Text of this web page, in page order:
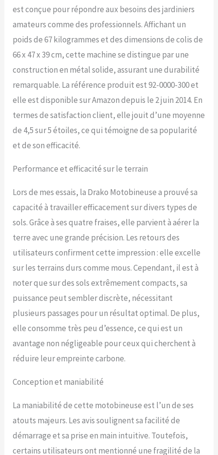
est conçue pour répondre aux besoins des jardiniers
amateurs comme des professionnels. Affichant un
poids de 67 kilogrammes et des dimensions de colis de
66 x 47 x 39 cm, cette machine se distingue par une
construction en métal solide, assurant une durabilité
remarquable. La référence produit est 92-0000-300 et
elle est disponible sur Amazon depuis le 2 juin 2014. En
termes de satisfaction client, elle jouit d’une moyenne
de 4,5 sur 5 étoiles, ce qui témoigne de sa popularité
et de son efficacité.
Performance et efficacité sur le terrain
Lors de mes essais, la Drako Motobineuse a prouvé sa
capacité à travailler efficacement sur divers types de
sols. Grâce à ses quatre fraises, elle parvient à aérer la
terre avec une grande précision. Les retours des
utilisateurs confirment cette impression : elle excelle
sur les terrains durs comme mous. Cependant, il est à
noter que sur des sols extrêmement compacts, sa
puissance peut sembler discrète, nécessitant
plusieurs passages pour un résultat optimal. De plus,
elle consomme très peu d’essence, ce qui est un
avantage non négligeable pour ceux qui cherchent à
réduire leur empreinte carbone.
Conception et maniabilité
La maniabilité de cette motobineuse est l’un de ses
atouts majeurs. Les avis soulignent sa facilité de
démarrage et sa prise en main intuitive. Toutefois,
certains utilisateurs ont mentionné une fragilité de la